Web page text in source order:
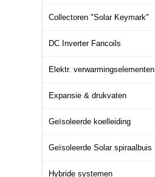
Collectoren "Solar Keymark"
DC Inverter Fancoils
Elektr. verwarmingselementen
Expansie & drukvaten
Geïsoleerde koelleiding
Geïsoleerde Solar spiraalbuis
Hybride systemen